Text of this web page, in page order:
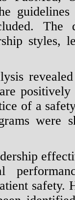
The
styles,
of a
were
safety.